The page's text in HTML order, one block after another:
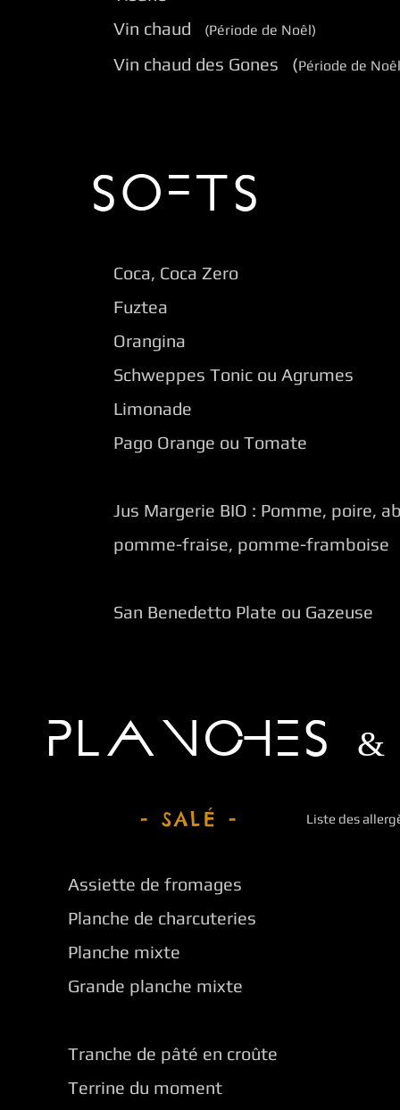
Vin chaud
(Période de Noêl)
Vin chaud des Gones (Période de
SOFTS
Coca, Coca Zero
Fuztea
Orangina
Schweppes Tonic ou Agrumes
Limonade
Pago Orange ou Tomate
Jus Margerie BIO : Pomme, poire,
pomme-fraise, pomme-framboise
San Benedetto Plate ou Gazeuse
PLANCHES
- SALÉ - Liste des
Assiette de fromages
Planche de charcuteries
Planche mixte
Grande planche mixte
Tranche de pâté en croûte
Terrine du moment